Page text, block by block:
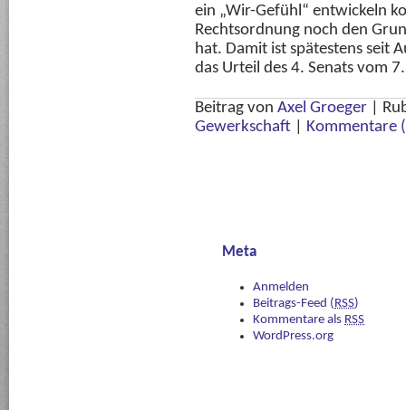
ein „Wir-Gefühl“ entwickeln
Rechtsordnung noch den
hat. Damit ist spätestens seit
das Urteil des 4. Senats vom
Beitrag von Axel Groeger
Gewerkschaft
Kommentare
Meta
Anmelden
Beitrags-Feed ( RSS)
Kommentare als RSS
WordPress.org